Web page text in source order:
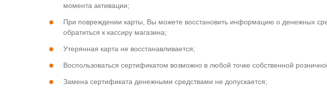
момента активации;
При повреждении карты, Вы можете восстановить информацию о денежных
обратиться к кассиру магазина;
Утерянная карта не восстанавливается;
Воспользоваться сертификатом возможно в любой точке собственной
Замена сертификата денежными средствами не допускается;